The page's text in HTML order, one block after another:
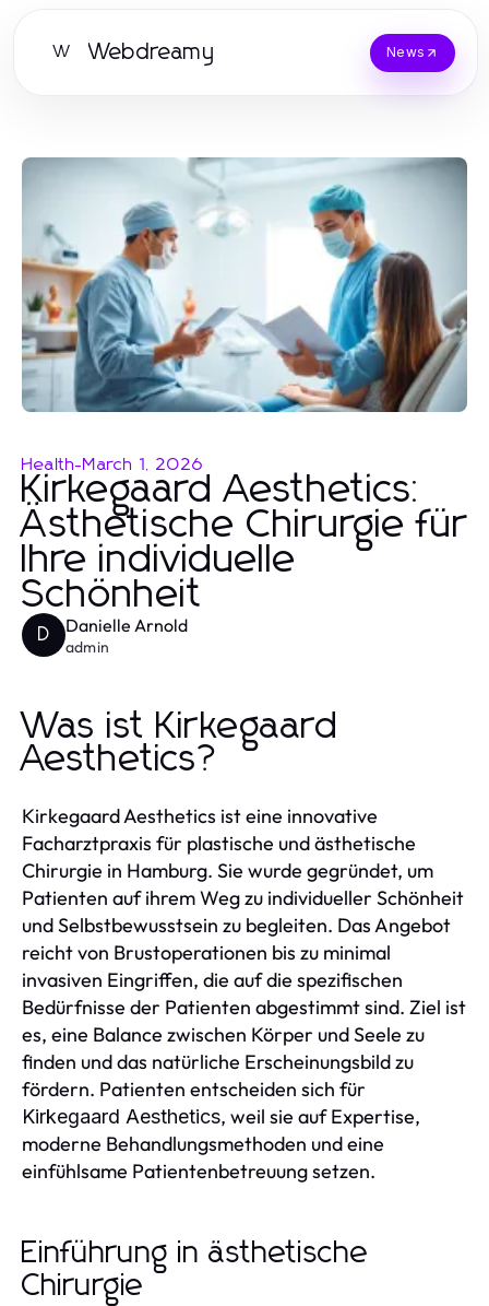
W Webdreamy News
Health-March 1, 2026
Kirkegaard Aesthetics:
Ästhetische Chirurgie für
Ihre individuelle
Schönheit
D Danielle Arnold
admin
Was ist Kirkegaard
Aesthetics?
Kirkegaard Aesthetics ist eine innovative
Facharztpraxis für plastische und ästhetische
Chirurgie in Hamburg. Sie wurde gegründet, um
Patienten auf ihrem Weg zu individueller Schönheit
und Selbstbewusstsein zu begleiten. Das Angebot
reicht von Brustoperationen bis zu minimal
invasiven Eingriffen, die auf die spezifischen
Bedürfnisse der Patienten abgestimmt sind. Ziel ist
es, eine Balance zwischen Körper und Seele zu
finden und das natürliche Erscheinungsbild zu
fördern. Patienten entscheiden sich für
Kirkegaard Aesthetics, weil sie auf Expertise,
moderne Behandlungsmethoden und eine
einfühlsame Patientenbetreuung setzen.
Einführung in ästhetische
Chirurgie